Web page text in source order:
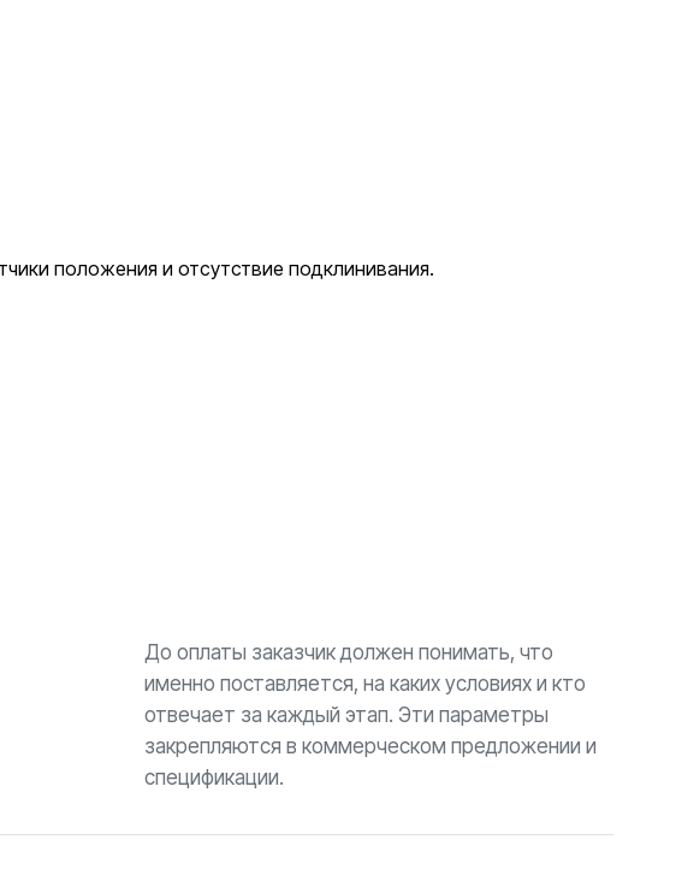
положения и отсутствие подклинивания.
До оплаты заказчик должен понимать, что
именно поставляется, на каких условиях и кто
отвечает за каждый этап. Эти параметры
закрепляются в коммерческом предложении и
спецификации.